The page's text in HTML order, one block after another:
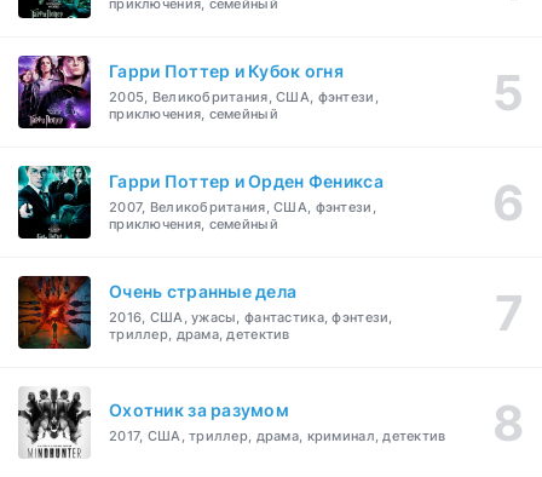
приключения, семейный
Гарри Поттер и Кубок огня
2005, Великобритания, США, фэнтези,
приключения, семейный
Гарри Поттер и Орден Феникса
2007, Великобритания, США, фэнтези,
приключения, семейный
Очень странные дела
2016, США, ужасы, фантастика, фэнтези,
триллер, драма, детектив
Охотник за разумом
2017, США, триллер, драма, криминал, детектив